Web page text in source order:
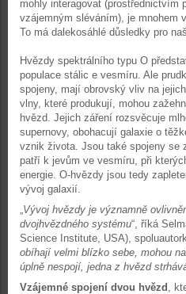
mohly interagovat (prostřednictvím
vzájemným sléváním), je mnohem
To má dalekosáhlé důsledky pro
Hvězdy spektrálního typu O
populace stálic e vesmíru. Ale
spojeny, mají obrovský vliv na
vlny, které produkují, mohou
hvězd. Jejich záření rozsvěcuje
supernovy, obohacují galaxie o
vznik života. Jsou také spojeny se
patří k jevům ve vesmíru, při
energie. O-hvězdy jsou tedy
vývoj galaxií.
„Vývoj hvězdy je významně
dvojhvězdného systému“, říká
Science Institute, USA),
obíhají velmi blízko sebe, mohou
úplně nespojí, jedna z hvězd
Vzájemné spojení dvou hvězd ,